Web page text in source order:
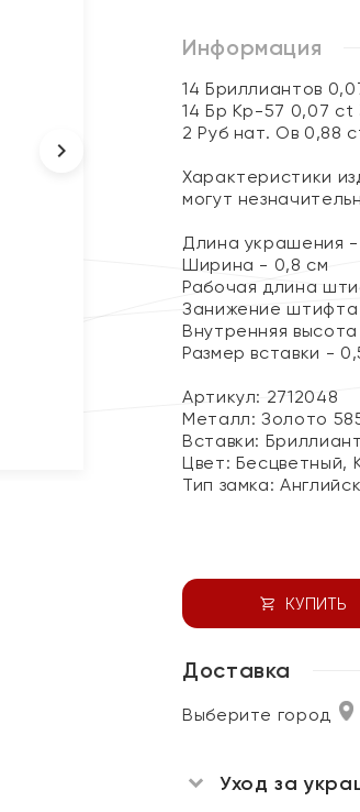
Информация
14 Бриллиантов
14 Бр Кр-57 0,07 ct
2 Руб нат. Ов 0,88
Характеристики
могут
Длина украшения -
Ширина - 0,8 см
Рабочая длина
Занижение
Внутренняя
Размер вставки -
Артикул: 2712048
Металл:Золото
Вставки:
Цвет: Бесцветный,
Тип замка:
КУПИТЬ
Доставка
Выберите город
Уход за